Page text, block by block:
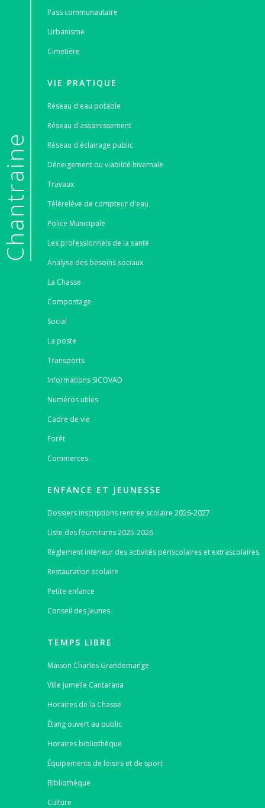
e
Pass communautaire
Urbanisme
Cimetière
VIE PRATIQUE
Réseau d'eau potable
Réseau d'assainissement
Réseau d'éclairage public
Déneigement ou viabilité hivernale
Travaux
Télérelève de compteur d'eau
Police Municipale
Les professionnels de la santé
Analyse des besoins sociaux
La Chasse
Compostage
Social
La poste
Transports
Informations SICOVAD
Numéros utiles
Cadre de vie
Forêt
Commerces
ENFANCE ET JEUNESSE
Dossiers inscriptions rentrée scolaire 2026-2027
Liste des fournitures 2025-2026
Règlement intérieur des activités périscolaires et extrascolaires
Restauration scolaire
Petite enfance
Conseil des Jeunes
TEMPS LIBRE
Maison Charles Grandemange
Ville Jumelle Cantarana
Horaires de la Chasse
Étang ouvert au public
Horaires bibliothèque
Équipements de loisirs et de sport
Bibliothèque
Culture